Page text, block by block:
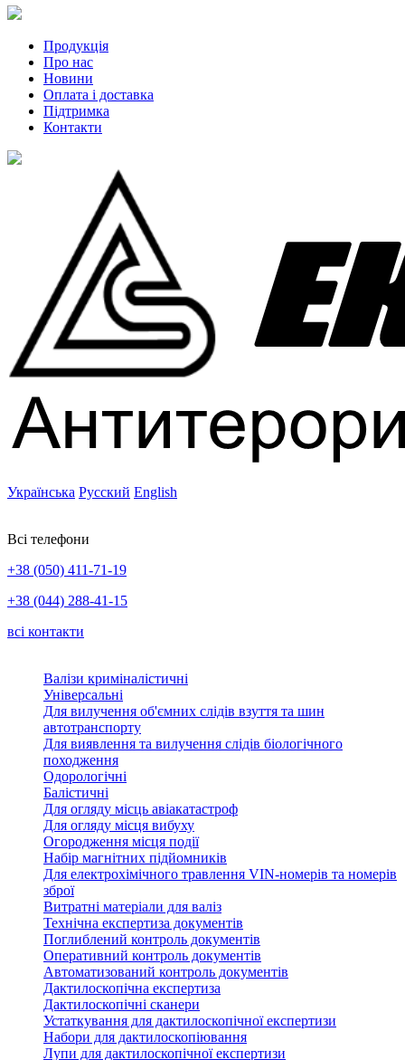
Продукція
Про нас
Новини
Оплата і доставка
Підтримка
Контакти
Українська Русский English
Всі телефони
+38 (050) 411-71-19
+38 (044) 288-41-15
всі контакти
Валізи криміналістичні
Універсальні
Для вилучення об'ємних слідів взуття та шин
автотранспорту
Для виявлення та вилучення слідів біологічного
походження
Одорологічні
Балістичні
Для огляду місць авіакатастроф
Для огляду місця вибуху
Огородження місця події
Набір магнітних підйомників
Для електрохімічного травлення VIN-номерів та номерів
зброї
Витратні матеріали для валіз
Технічна експертиза документів
Поглиблений контроль документів
Оперативний контроль документів
Автоматизований контроль документів
Дактилоскопічна експертиза
Дактилоскопічні сканери
Устаткування для дактилоскопічної експертизи
Набори для дактилоскопіювання
Лупи для дактилоскопічної експертизи